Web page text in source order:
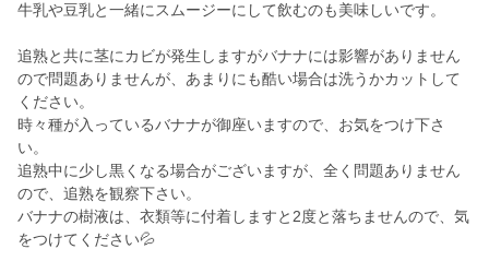
牛乳や豆乳と一緒にスムージーにして飲むのも美味しいです。
追熟と共に茎にカビが発生しますがバナナには影響がありません
ので問題ありませんが、あまりにも酷い場合は洗うかカットして
ください。
時々種が入っているバナナが御座いますので、お気をつけ下さ
い。
追熟中に少し黒くなる場合がございますが、全く問題ありません
ので、追熟を観察下さい。
バナナの樹液は、衣類等に付着しますと2度と落ちませんので、気
をつけてください💦